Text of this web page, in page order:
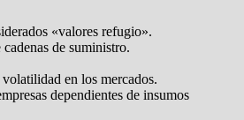
«valores refugio».
de suministro.
en los mercados.
dependientes de insumos